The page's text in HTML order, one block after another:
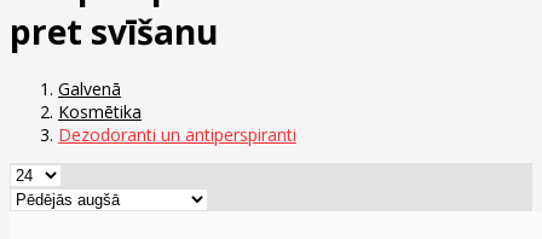
pret svīšanu
Galvenā
Kosmētika
Dezodoranti un antiperspiranti